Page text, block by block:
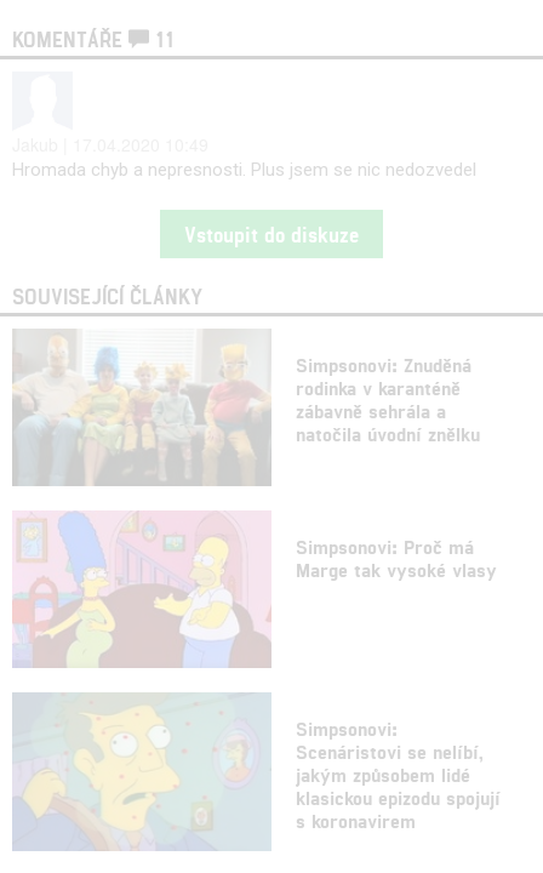
KOMENTÁŘE 11
Hromada chyb a nepresnosti. Plus jsem se nic nedozvedel
Vstoupit do diskuze
SOUVISEJÍCÍ ČLÁNKY
Simpsonovi: Znuděná
rodinka v karanténě
zábavně sehrála a
natočila úvodní znělku
Simpsonovi: Proč má
Marge tak vysoké vlasy
Simpsonovi:
Scenáristovi se nelíbí,
jakým způsobem lidé
klasickou epizodu spojují
s koronavirem